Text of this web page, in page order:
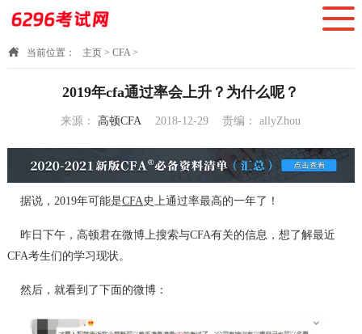
当前位置： 主页> CFA>
2019年cfa通过率会上升？为什么呢？
来源：高顿CFA
2018-12-29
责编：allyZhou
据说，2019年可能是CFA史上通过率最高的一年了！
昨日下午，高顿君在微博上搜索与CFA有关的信息，想了解最近
CFA考生们的学习现状。
然后，就看到了下面的微博：